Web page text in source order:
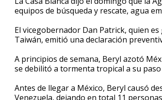
equipos de búsqueda y rescate, agua
El vicegobernador Dan Patrick, quien
Taiwán, emitió una declaración
A principios de semana, Beryl azotó
se debilitó a tormenta tropical a su
Antes de llegar a México, Beryl causó
Venezuela, dejando en total 11